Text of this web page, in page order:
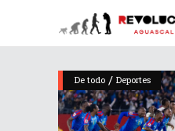
De todo / Deportes